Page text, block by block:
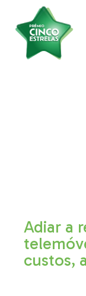
Adiar a
custos,